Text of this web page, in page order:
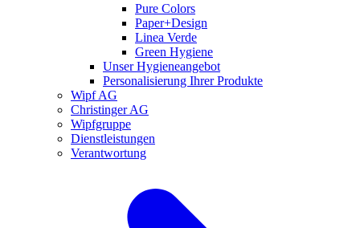
Pure Colors
Paper+Design
Linea Verde
Green Hygiene
Unser Hygieneangebot
Personalisierung Ihrer Produkte
Wipf AG
Christinger AG
Wipfgruppe
Dienstleistungen
Verantwortung